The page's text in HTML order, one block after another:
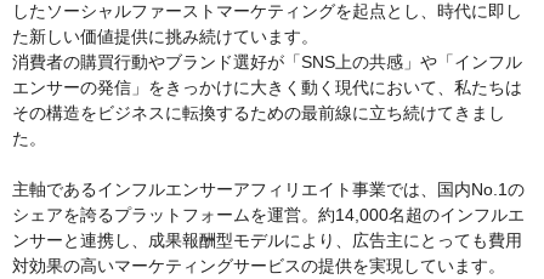
したソーシャルファーストマーケティングを起点とし、時代に即し
た新しい価値提供に挑み続けています。
消費者の購買行動やブランド選好が「SNS上の共感」や「インフル
エンサーの発信」をきっかけに大きく動く現代において、私たちは
その構造をビジネスに転換するための最前線に立ち続けてきまし
た。
主軸であるインフルエンサーアフィリエイト事業では、国内No.1の
シェアを誇るプラットフォームを運営。約14,000名超のインフルエ
ンサーと連携し、成果報酬型モデルにより、広告主にとっても費用
対効果の高いマーケティングサービスの提供を実現しています。